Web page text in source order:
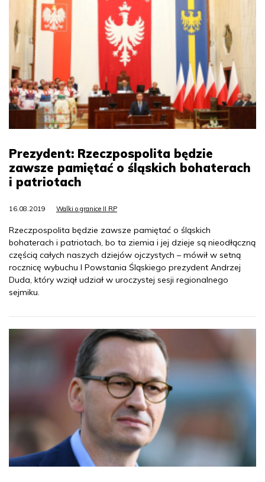
Prezydent: Rzeczpospolita będzie
zawsze pamiętać o śląskich bohaterach
i patriotach
16.08.2019 Walki o granice II RP
Rzeczpospolita będzie zawsze pamiętać o śląskich
bohaterach i patriotach, bo ta ziemia i jej dzieje są nieodłączną
częścią całych naszych dziejów ojczystych – mówił w setną
rocznicę wybuchu I Powstania Śląskiego prezydent Andrzej
Duda, który wziął udział w uroczystej sesji regionalnego
sejmiku.